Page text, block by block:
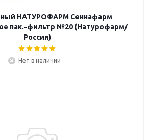
НАТУРОФАРМ Сеннафарм
пак.-фильтр №20 (Натурофарм/
Россия)
Нет в наличии